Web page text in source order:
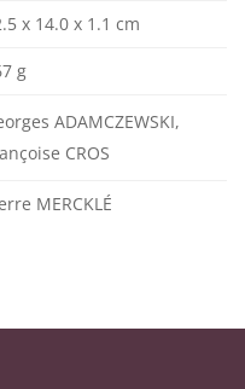
x 14.0 x 1.1 cm
g
ADAMCZEWSKI,
CROS
MERCKLÉ